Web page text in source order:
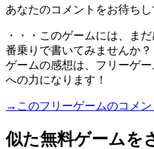
あなたのコメントをお待ちし
・・・このゲームには、ま
番乗りで書いてみませんか？
ゲームの感想は、フリーゲ
への力になります！
→このフリーゲームのコメ
似た無料ゲームを